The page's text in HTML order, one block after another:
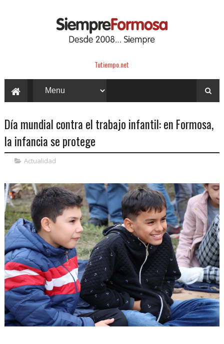
Tutiempo.net
Día mundial contra el trabajo infantil: en Formosa,
la infancia se protege
Actualidad